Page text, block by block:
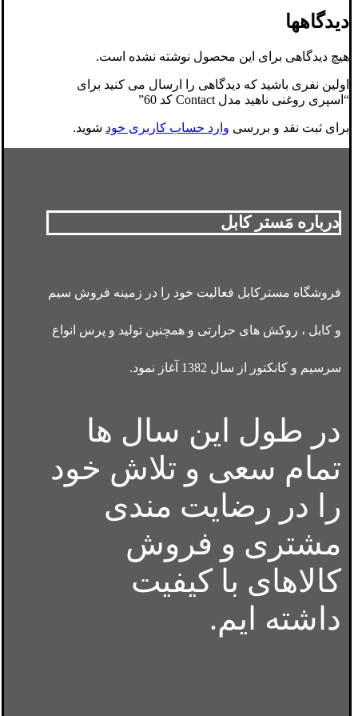
دیدگاهها
هیچ دیدگاهی برای این محصول نوشته نشده است.
اولین نفری باشید که دیدگاهی را ارسال می کنید برای
“اسپری روغنی ناهید مدل Contact کد 60”
برای ثبت نقد و بررسی وارد حساب کاربری خود شوید.
درباره مَستر کابل
فروشگاه مسترکابل فعالیت خود را در زمینه فروش سیم
و کابل ، روکش های حرارتی و همچنین تولید و پرس انواع
سرسیم و کانکتور از سال 1382 آغاز نمود.
در طول این سال ها
تمام سعی و تلاش خود
را در رضایت مندی
مشتری و فروش
کالاهای با کیفیت
داشته ایم.